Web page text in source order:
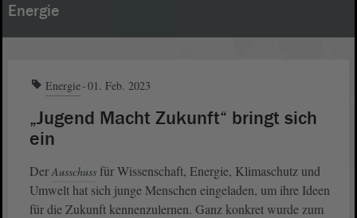
Energie
Energie 01. Feb. 2023
„Jugend Macht Zukunft“ bringt sich
ein
Der Ausschuss für Wissenschaft, Energie, Klimaschutz und
Umwelt hat sich junge Menschen eingeladen, um ihre Ideen
für die Zukunft kennenzulernen. Ganz konkret wurde zum